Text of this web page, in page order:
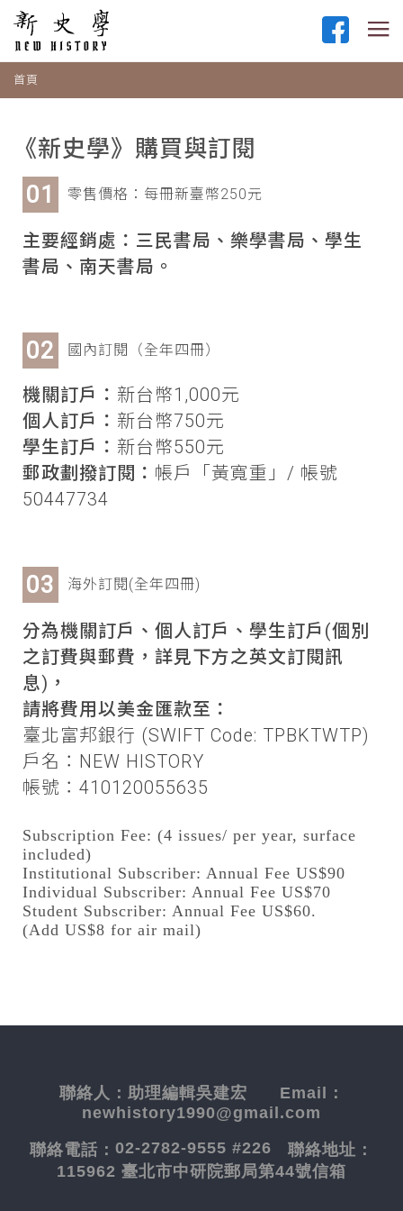
首頁
《新史學》購買與訂閱
零售價格：每冊新臺幣250元
主要經銷處：三民書局、樂學書局、學生
書局、南天書局。
國內訂閱（全年四冊）
機關訂戶： 新台幣1,000元
個人訂戶： 新台幣750元
學生訂戶： 新台幣550元
郵政劃撥訂閱： 帳戶「黃寬重」/ 帳號
50447734
海外訂閱(全年四冊)
分為機關訂戶、個人訂戶、學生訂戶(個別
之訂費與郵費，詳見下方之英文訂閱訊
息)，
請將費用以美金匯款至：
臺北富邦銀行 (SWIFT Code: TPBKTWTP)
戶名：NEW HISTORY
帳號：410120055635
Subscription Fee: (4 issues/ per year, surface
included)
Institutional Subscriber: Annual Fee US$90
Individual Subscriber: Annual Fee US$70
Student Subscriber: Annual Fee US$60.
(Add US$8 for air mail)
聯絡人： 助理編輯吳建宏 Email：
newhistory1990@gmail.com
聯絡電話： 02-2782-9555 #226 聯絡地址：
115962 臺北市中研院郵局第44號信箱